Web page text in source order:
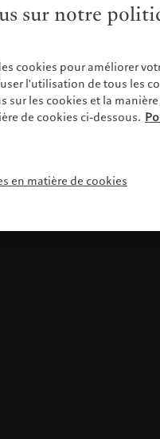
sur notre
cookies pour améliorer
l'utilisation de tous les
sur les cookies et la
de cookies ci-dessous.
en matière de cookies